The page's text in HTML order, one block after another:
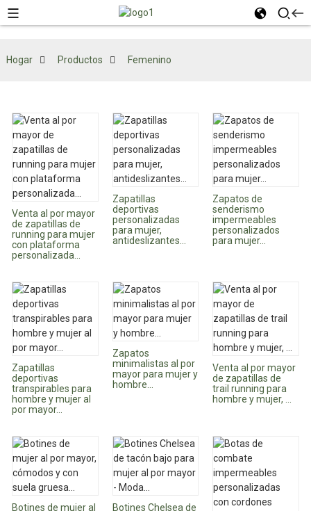
Hogar Productos Femenino
Venta al por mayor
de zapatillas de
running para mujer
con plataforma
personalizada...
Zapatillas
deportivas
personalizadas
para mujer,
antideslizantes...
Zapatos de
senderismo
impermeables
personalizados
para mujer...
Zapatillas
deportivas
transpirables para
hombre y mujer al
por mayor...
Zapatos
minimalistas al por
mayor para mujer y
hombre...
Venta al por mayor
de zapatillas de
trail running para
hombre y mujer, ...
Botines de mujer al
Botines Chelsea de